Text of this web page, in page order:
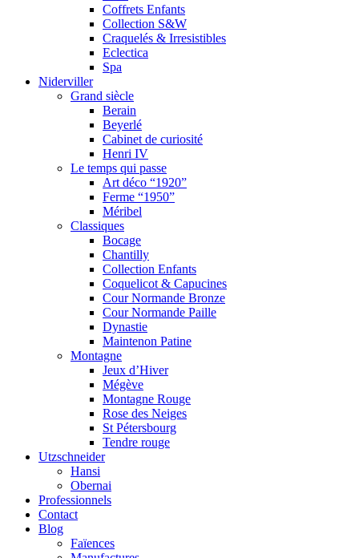
Coffrets Enfants
Collection S&W
Craquelés & Irresistibles
Eclectica
Spa
Niderviller
Grand siècle
Berain
Beyerlé
Cabinet de curiosité
Henri IV
Le temps qui passe
Art déco “1920”
Ferme “1950”
Méribel
Classiques
Bocage
Chantilly
Collection Enfants
Coquelicot & Capucines
Cour Normande Bronze
Cour Normande Paille
Dynastie
Maintenon Patine
Montagne
Jeux d’Hiver
Mégève
Montagne Rouge
Rose des Neiges
St Pétersbourg
Tendre rouge
Utzschneider
Hansi
Obernai
Professionnels
Contact
Blog
Faïences